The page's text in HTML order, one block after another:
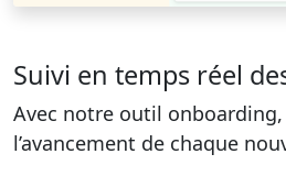
Suivi en temps réel
Avec notre outil
l’avancement de chaque